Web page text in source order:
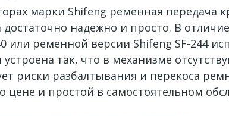
марки Shifeng ременная передача
достаточно надежно и просто. В
или ременной версии Shifeng SF-244
устроена так, что в механизме
риски разбалтывания и перекоса
цене и простой в самостоятельном